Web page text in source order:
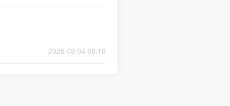
2026-08-04 08:18